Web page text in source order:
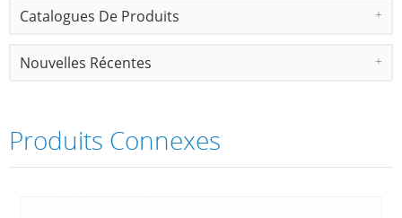
Catalogues De Produits
Nouvelles Récentes
Produits Connexes